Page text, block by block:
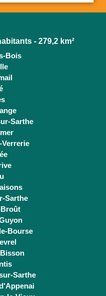
- 279,2 km²
Bois
Sarthe
Verrerie
Sarthe
Bourse
Sarthe